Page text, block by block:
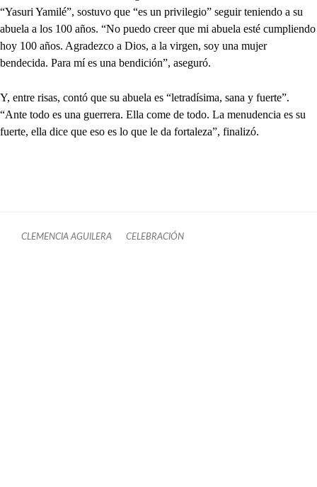
“Yasuri Yamilé”, sostuvo que “es un privilegio” seguir teniendo a su
abuela a los 100 años. “No puedo creer que mi abuela esté cumpliendo
hoy 100 años. Agradezco a Dios, a la virgen, soy una mujer
bendecida. Para mí es una bendición”, aseguró.
Y, entre risas, contó que su abuela es “letradísima, sana y fuerte”.
“Ante todo es una guerrera. Ella come de todo. La menudencia es su
fuerte, ella dice que eso es lo que le da fortaleza”, finalizó.
CLEMENCIA AGUILERA CELEBRACIÓN